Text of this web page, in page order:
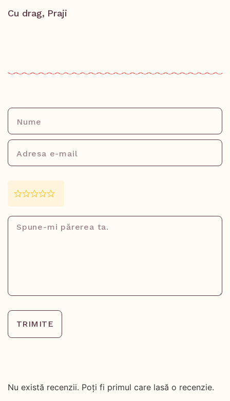
Cu drag, Praji
TRIMITE
Nu există recenzii. Poți fi primul care lasă o recenzie.